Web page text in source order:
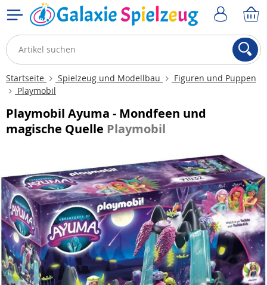
Startseite Spielzeug und Modellbau
Figuren und Puppen
Playmobil
Playmobil Ayuma - Mondfeen und
magische Quelle Playmobil